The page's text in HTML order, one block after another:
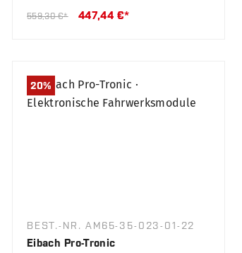
559,30 €* 447,44 €*
20%
BEST.-NR. AM65-35-023-01-22
Eibach Pro-Tronic